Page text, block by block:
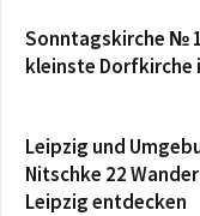
Sonntagskirche №
kleinste Dorfkirche
Leipzig und
Nitschke 22
Leipzig entdecken